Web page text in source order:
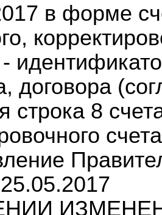
в форме
договора
строка 8